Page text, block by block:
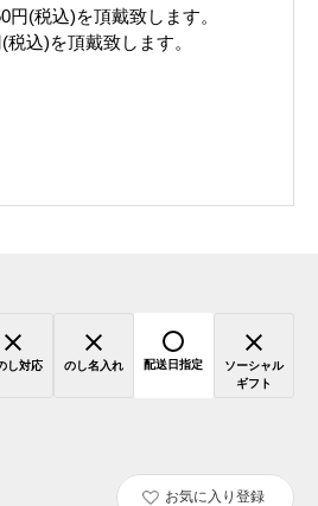
円(税込)を頂戴致します。
込)を頂戴致します。
し対応 のし名入れ 配送日指定
ソーシャル
ギフト
お気に入り登録